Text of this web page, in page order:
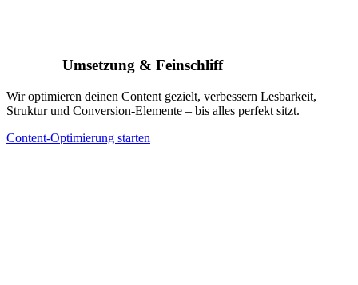
Umsetzung & Feinschliff
Wir optimieren deinen Content gezielt, verbessern Lesbarkeit,
Struktur und Conversion-Elemente – bis alles perfekt sitzt.
Content-Optimierung starten